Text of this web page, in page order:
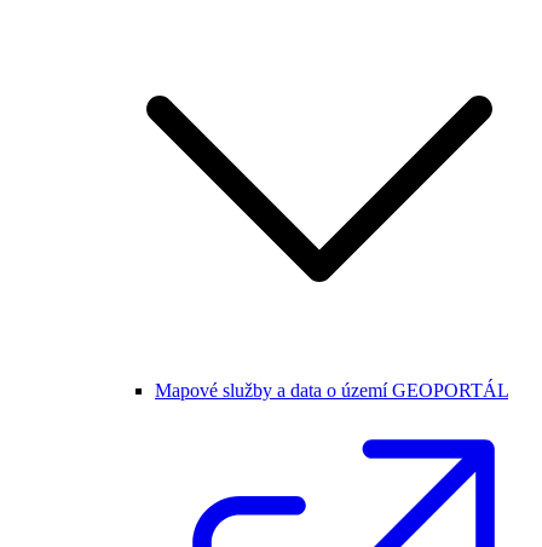
Mapové služby a data o území GEOPORTÁL